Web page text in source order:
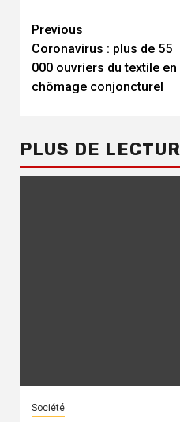
Continue
Reading
Previous
Coronavirus : plus de 55
000 ouvriers du textile en
chômage conjoncturel
PLUS DE
Société